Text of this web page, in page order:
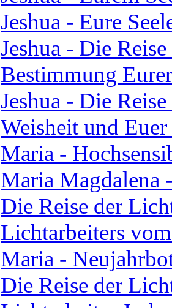
Jeshua - Eure
Jeshua - Die
Bestimmung
Jeshua - Die
Weisheit und
Maria -
Maria Magdalena
Die Reise der
Lichtarbeiters
Maria -
Die Reise der